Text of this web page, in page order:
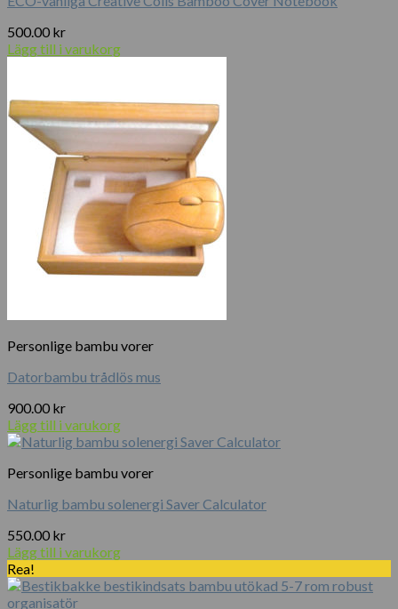
500.00 kr
Lägg till i varukorg
Personlige bambu vorer
Datorbambu trådlös mus
900.00 kr
Lägg till i varukorg
Personlige bambu vorer
Naturlig bambu solenergi Saver Calculator
550.00 kr
Lägg till i varukorg
Rea!